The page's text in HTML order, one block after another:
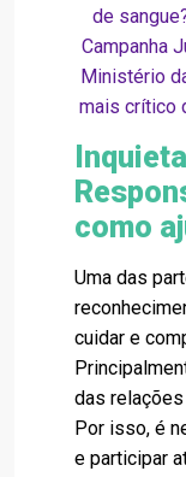
de
Campanha
Ministério
mais crítico
como
Uma das
cuidar e
das relações
Por isso, é
e participar